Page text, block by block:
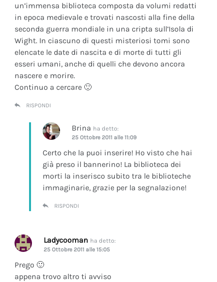
un’immensa biblioteca composta da volumi redatti
in epoca medievale e trovati nascosti alla fine della
seconda guerra mondiale in una cripta sull’Isola di
Wight. In ciascuno di questi misteriosi tomi sono
elencate le date di nascita e di morte di tutti gli
esseri umani, anche di quelli che devono ancora
nascere e morire.
Continuo a cercare 🙂
RISPONDI
Brina ha detto:
25 Ottobre 2011 alle 11:09
Certo che la puoi inserire! Ho visto che hai
già preso il bannerino! La biblioteca dei
morti la inserisco subito tra le biblioteche
immaginarie, grazie per la segnalazione!
RISPONDI
Ladycooman ha detto:
25 Ottobre 2011 alle 15:05
Prego 🙂
appena trovo altro ti avviso